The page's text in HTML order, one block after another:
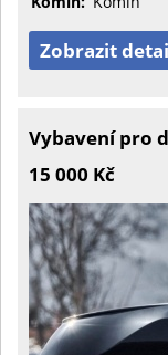
Zobrazit
Vybavení pro
15 000 Kč